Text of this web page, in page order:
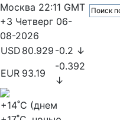
Москва 22:11 GMT
+3 Четверг 06-
08-2026
USD 80.929 -0.2 ↓
EUR 93.19
-0.392
↓
+14˚C (днем